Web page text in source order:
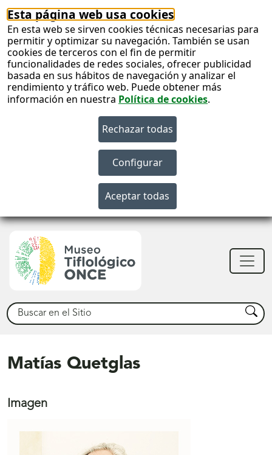
Esta página web usa cookies
En esta web se sirven cookies técnicas necesarias para
permitir y optimizar su navegación. También se usan
cookies de terceros con el fin de permitir
funcionalidades de redes sociales, ofrecer publicidad
basada en sus hábitos de navegación y analizar el
rendimiento y tráfico web. Puede obtener más
información en nuestra Política de cookies.
Buscar Buscar
Matías Quetglas
Imagen